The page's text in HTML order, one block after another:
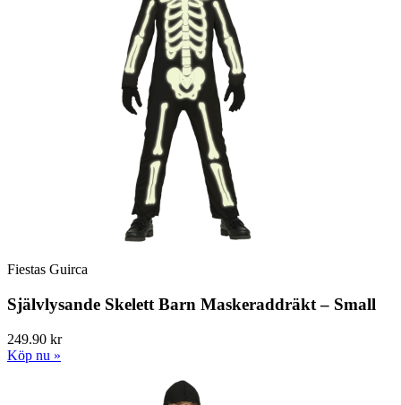
Fiestas Guirca
Självlysande Skelett Barn Maskeraddräkt – Small
249.90 kr
Köp nu »